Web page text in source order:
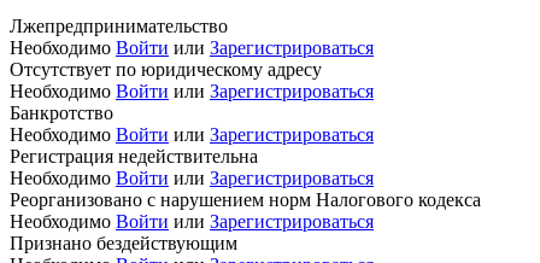
Лжепредпринимательство
Необходимо Войти или Зарегистрироваться
Отсутствует по юридическому адресу
Необходимо Войти или Зарегистрироваться
Банкротство
Необходимо Войти или Зарегистрироваться
Регистрация недействительна
Необходимо Войти или Зарегистрироваться
Реорганизовано с нарушением норм Налогового кодекса
Необходимо Войти или Зарегистрироваться
Признано бездействующим